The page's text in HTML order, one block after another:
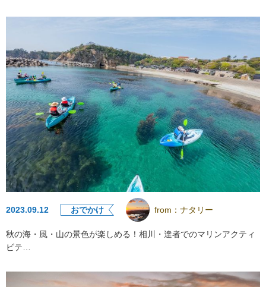
2023.09.12 おでかけ from： ナタリー
秋の海・風・山の景色が楽しめる！相川・達者でのマリンアクティ
ビテ…